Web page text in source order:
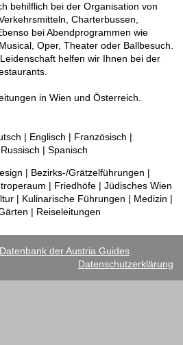
behilflich bei der Organisation von
Charterbussen,
bei Abendprogrammen wie
Oper, Theater oder Ballbesuch.
helfen wir Ihnen bei der
in Wien und Österreich.
| Englisch | Französisch |
| Spanisch
| Bezirks-/Grätzelführungen |
| Friedhöfe | Jüdisches Wien
| Kulinarische Führungen | Medizin |
| Reiseleitungen
der Austria Guides
Datenschutzerklärung